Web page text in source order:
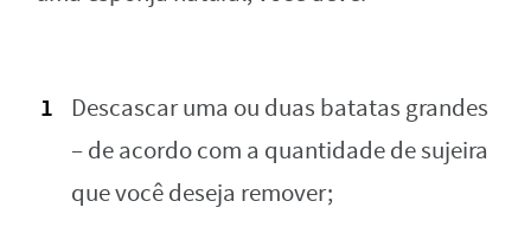
Descascar uma ou duas batatas grandes
– de acordo com a quantidade de sujeira
que você deseja remover;